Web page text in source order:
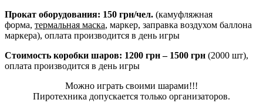
Прокат оборудования: 150 грн/чел. (камуфляжная
форма, термальная маска, маркер, заправка воздухом баллона
маркера), оплата производится в день игры
Стоимость коробки шаров: 1200 грн – 1500 грн (2000 шт),
оплата производится в день игры
Можно играть своими шарами!!!
Пиротехника допускается только организаторов.